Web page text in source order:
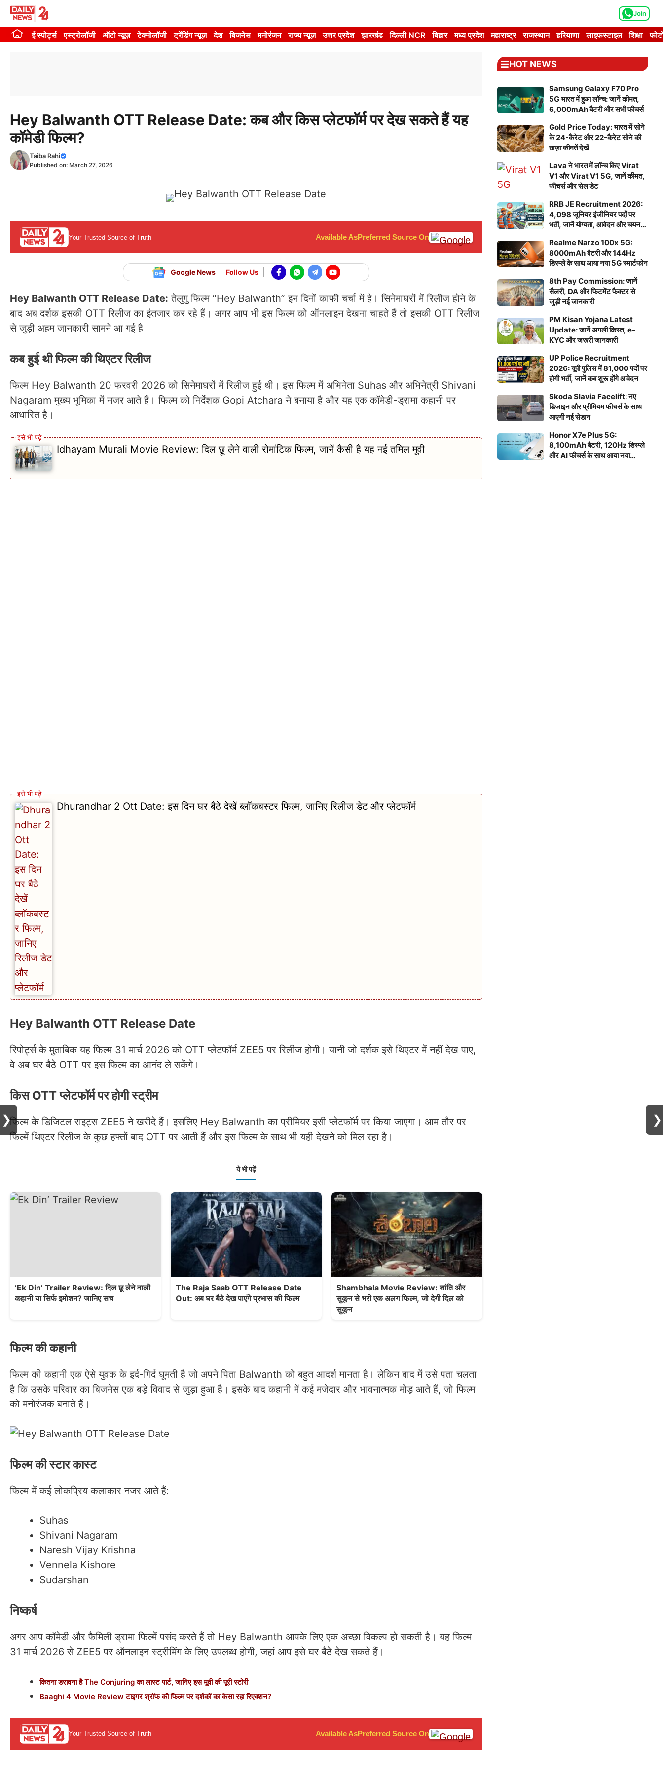
Skip
content
Join
ई स्पोर्ट्स एस्ट्रोलॉजी ऑटो न्यूज़ टेक्नोलॉजी ट्रेंडिंग न्यूज़ देश बिजनेस मनोरंजन राज्य न्यूज़ उत्तर प्रदेश झारखंड दिल्ली NCR बिहार मध्य प्रदेश महाराष्ट्र राजस्थान हरियाणा लाइफस्टाइल शिक्षा
Hey Balwanth OTT Release Date: कब और किस प्लेटफॉर्म पर देख सकते हैं यह
कॉमेडी फिल्म?
Taiba Rahi
Published on: March 27, 2026
Your Trusted Source of Truth Available AsPreferred Source On
Google News Follow Us
Hey Balwanth OTT Release Date: तेलुगु फिल्म “Hey Balwanth” इन दिनों काफी चर्चा में है। सिनेमाघरों में रिलीज होने के
बाद अब दर्शक इसकी OTT रिलीज का इंतजार कर रहे हैं। अगर आप भी इस फिल्म को ऑनलाइन देखना चाहते हैं तो इसकी OTT रिलीज
से जुड़ी अहम जानकारी सामने आ गई है।
कब हुई थी फिल्म की थिएटर रिलीज
फिल्म Hey Balwanth 20 फरवरी 2026 को सिनेमाघरों में रिलीज हुई थी। इस फिल्म में अभिनेता Suhas और अभिनेत्री Shivani
Nagaram मुख्य भूमिका में नजर आते हैं। फिल्म को निर्देशक Gopi Atchara ने बनाया है और यह एक कॉमेडी-ड्रामा कहानी पर
आधारित है।
Idhayam Murali Movie Review: दिल छू लेने वाली रोमांटिक फिल्म, जानें कैसी है यह नई तमिल मूवी
Dhurandhar 2 Ott Date: इस दिन घर बैठे देखें ब्लॉकबस्टर फिल्म, जानिए रिलीज डेट और प्लेटफॉर्म
Hey Balwanth OTT Release Date
रिपोर्ट्स के मुताबिक यह फिल्म 31 मार्च 2026 को OTT प्लेटफॉर्म ZEE5 पर रिलीज होगी। यानी जो दर्शक इसे थिएटर में नहीं देख पाए,
वे अब घर बैठे OTT पर इस फिल्म का आनंद ले सकेंगे।
किस OTT प्लेटफॉर्म पर होगी स्ट्रीम
फिल्म के डिजिटल राइट्स ZEE5 ने खरीदे हैं। इसलिए Hey Balwanth का प्रीमियर इसी प्लेटफॉर्म पर किया जाएगा। आम तौर पर
फिल्में थिएटर रिलीज के कुछ हफ्तों बाद OTT पर आती हैं और इस फिल्म के साथ भी यही देखने को मिल रहा है।
ये भी पढ़ें
‘Ek Din’ Trailer Review: दिल छू लेने वाली
कहानी या सिर्फ इमोशन? जानिए सच
The Raja Saab OTT Release Date
Out: अब घर बैठे देख पाएंगे प्रभास की फिल्म
Shambhala Movie Review: शांति और
सुकून से भरी एक अलग फिल्म, जो देगी दिल को
सुकून
फिल्म की कहानी
फिल्म की कहानी एक ऐसे युवक के इर्द-गिर्द घूमती है जो अपने पिता Balwanth को बहुत आदर्श मानता है। लेकिन बाद में उसे पता चलता
है कि उसके परिवार का बिजनेस एक बड़े विवाद से जुड़ा हुआ है। इसके बाद कहानी में कई मजेदार और भावनात्मक मोड़ आते हैं, जो फिल्म
को मनोरंजक बनाते हैं।
फिल्म की स्टार कास्ट
फिल्म में कई लोकप्रिय कलाकार नजर आते हैं:
Suhas
Shivani Nagaram
Naresh Vijay Krishna
Vennela Kishore
Sudarshan
निष्कर्ष
अगर आप कॉमेडी और फैमिली ड्रामा फिल्में पसंद करते हैं तो Hey Balwanth आपके लिए एक अच्छा विकल्प हो सकती है। यह फिल्म
31 मार्च 2026 से ZEE5 पर ऑनलाइन स्ट्रीमिंग के लिए उपलब्ध होगी, जहां आप इसे घर बैठे देख सकते हैं।
कितना डरावना है The Conjuring का लास्ट पार्ट, जानिए इस मूवी की पूरी स्टोरी
Baaghi 4 Movie Review टाइगर श्रॉफ की फिल्म पर दर्शकों का कैसा रहा रिएक्शन?
Your Trusted Source of Truth Available AsPreferred Source On
HOT NEWS
Samsung Galaxy F70 Pro
5G भारत में हुआ लॉन्च: जानें कीमत,
6,000mAh बैटरी और सभी फीचर्स
Gold Price Today: भारत में सोने
के 24-कैरेट और 22-कैरेट सोने की
ताज़ा कीमतें देखें
Lava ने भारत में लॉन्च किए Virat
V1 और Virat V1 5G, जानें कीमत,
फीचर्स और सेल डेट
RRB JE Recruitment 2026:
4,098 जूनियर इंजीनियर पदों पर
भर्ती, जानें योग्यता, आवेदन और चयन
Realme Narzo 100x 5G:
8000mAh बैटरी और 144Hz
डिस्प्ले के साथ आया नया 5G स्मार्टफोन
8th Pay Commission: जानें
सैलरी, DA और फिटमेंट फैक्टर से
जुड़ी नई जानकारी
PM Kisan Yojana Latest
Update: जानें अगली किस्त, e-
KYC और जरूरी जानकारी
UP Police Recruitment
2026: यूपी पुलिस में 81,000 पदों पर
होगी भर्ती, जानें कब शुरू होंगे आवेदन
Skoda Slavia Facelift: नए
डिजाइन और प्रीमियम फीचर्स के साथ
आएगी नई सेडान
Honor X7e Plus 5G:
8,100mAh बैटरी, 120Hz डिस्प्ले
और AI फीचर्स के साथ आया नया
❯ ❯